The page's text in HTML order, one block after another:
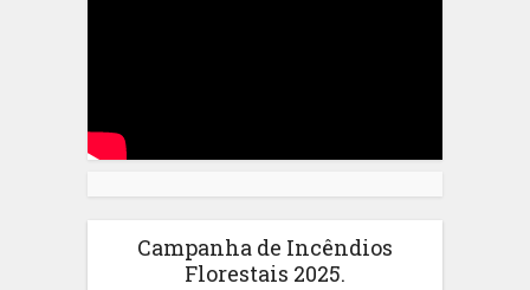
Campanha de Incêndios
Florestais 2025.